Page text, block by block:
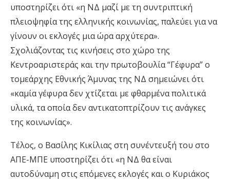
υποστηρίζει ότι «η ΝΔ μαζί με τη συντριπτική
πλειοψηφία της ελληνικής κοινωνίας, παλεύει για να
γίνουν οι εκλογές μια ώρα αρχύτερα».
Σχολιάζοντας τις κινήσεις στο χώρο της
Κεντροαριστεράς και την πρωτοβουλία “Γέφυρα” ο
τομεάρχης Εθνικής Άμυνας της ΝΔ σημειώνει ότι
«καμία γέφυρα δεν χτίζεται με φθαρμένα πολιτικά
υλικά, τα οποία δεν αντικατοπτρίζουν τις ανάγκες
της κοινωνίας».
Τέλος, ο Βασίλης Κικίλιας στη συνέντευξή του στο
ΑΠΕ-ΜΠΕ υποστηρίζει ότι «η ΝΔ θα είναι
αυτοδύναμη στις επόμενες εκλογές και ο Κυριάκος